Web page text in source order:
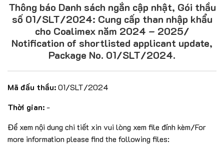
Thông báo Danh sách ngắn cập nhật, Gói thầu
số 01/SLT/2024: Cung cấp than nhập khẩu
cho Coalimex năm 2024 – 2025/
Notification of shortlisted applicant update,
Package No. 01/SLT/2024.
Mã đấu thầu:01/SLT/2024
Thời gian:-
Để xem nội dung chi tiết xin vui lòng xem file đính kèm/For
more information please find the following files: